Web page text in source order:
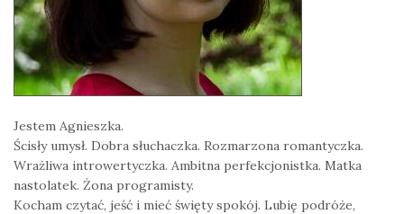
Jestem Agnieszka.
Ścisły umysł. Dobra słuchaczka. Rozmarzona romantyczka.
Wrażliwa introwertyczka. Ambitna perfekcjonistka. Matka
nastolatek. Żona programisty.
Kocham czytać, jeść i mieć święty spokój. Lubię podróże,